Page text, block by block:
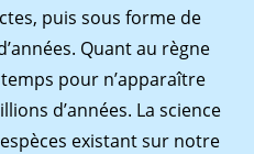
puis sous forme de
Quant au règne
pour n’apparaître
d’années. La science
existant sur notre